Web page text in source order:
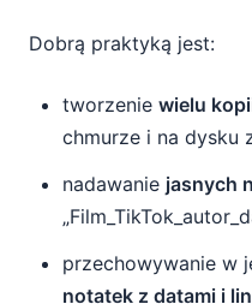
Dobrą praktyką jest:
tworzenie wielu
chmurze i na dysku
nadawanie jasnych
przechowywanie w
notatek z datami i